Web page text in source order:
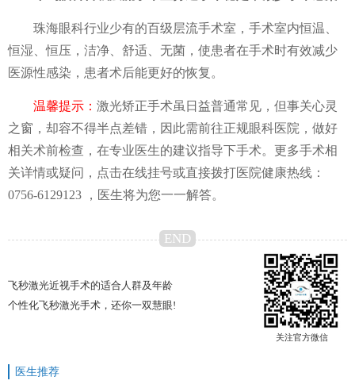
珠海眼科行业少有的百级层流手术室，手术室内恒温、
恒湿、恒压，洁净、舒适、无菌，使患者在手术时有效减少
医源性感染，患者术后能更好的恢复。
温馨提示： 激光矫正手术虽日益普通常见，但事关心灵
之窗，却容不得半点差错，因此需前往正规眼科医院，做好
相关术前检查，在专业医生的建议指导下手术。更多手术相
关详情或疑问，点击在线挂号或直接拨打医院健康热线：
0756-6129123 ，医生将为您一一解答。
END
飞秒激光近视手术的适合人群及年龄
个性化飞秒激光手术，还你一双慧眼!
关注官方微信
医生推荐